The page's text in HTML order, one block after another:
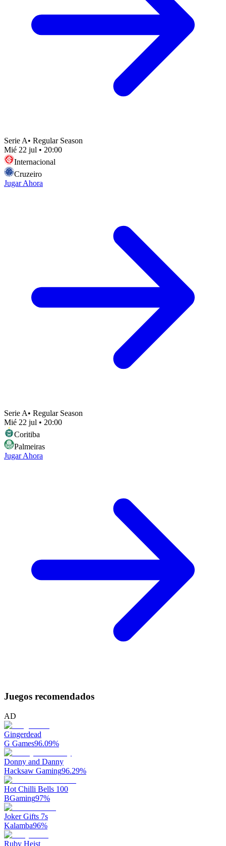
Serie A• Regular Season
Mié 22 jul • 20:00
Internacional
Cruzeiro
Jugar Ahora
Serie A• Regular Season
Mié 22 jul • 20:00
Coritiba
Palmeiras
Jugar Ahora
Juegos recomendados
AD
Gingerdead
G Games96.09%
Donny and Danny
Hacksaw Gaming96.29%
Hot Chilli Bells 100
BGaming97%
Joker Gifts 7s
Kalamba96%
Ruby Heist